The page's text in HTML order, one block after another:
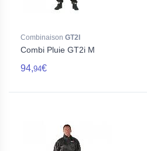
Combinaison GT2I
Combi Pluie GT2i M
94,94€